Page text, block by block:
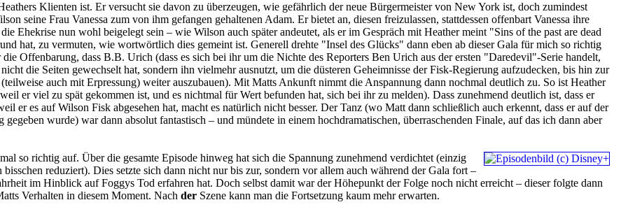
Klienten ist. Er versucht sie davon zu überzeugen, wie gefährlich der neue Bürgermeister von New York ist, doch zumindest
seine Frau Vanessa zum von ihm gefangen gehaltenen Adam. Er bietet an, diesen freizulassen, stattdessen offenbart Vanessa ihre
Ehekrise nun wohl beigelegt sein – wie Wilson auch später andeutet, als er im Gespräch mit Heather meint "Sins of the past are dead
hat, zu vermuten, wie wortwörtlich dies gemeint ist. Generell drehte "Insel des Glücks" dann eben ab dieser Gala für mich so richtig
Offenbarung, dass B.B. Urich (dass es sich bei ihr um die Nichte des Reporters Ben Urich aus der ersten "Daredevil"-Serie handelt,
die Seiten gewechselt hat, sondern ihn vielmehr ausnutzt, um die düsteren Geheimnisse der Fisk-Regierung aufzudecken, bis hin zur
auch mit Erpressung) weiter auszubauen). Mit Matts Ankunft nimmt die Anspannung dann nochmal deutlich zu. So ist Heather
er viel zu spät gekommen ist, und es nichtmal für Wert befunden hat, sich bei ihr zu melden). Dass zunehmend deutlich ist, dass er
er es auf Wilson Fisk abgesehen hat, macht es natürlich nicht besser. Der Tanz (wo Matt dann schließlich auch erkennt, dass er auf der
wurde) war dann absolut fantastisch – und mündete in einem hochdramatischen, überraschenden Finale, auf das ich dann aber
so richtig auf. Über die gesamte Episode hinweg hat sich die Spannung zunehmend verdichtet (einzig
reduziert). Dies setzte sich dann nicht nur bis zur, sondern vor allem auch während der Gala fort –
im Hinblick auf Foggys Tod erfahren hat. Doch selbst damit war der Höhepunkt der Folge noch nicht erreicht – dieser folgte dann
Verhalten in diesem Moment. Nach der Szene kann man die Fortsetzung kaum mehr erwarten.